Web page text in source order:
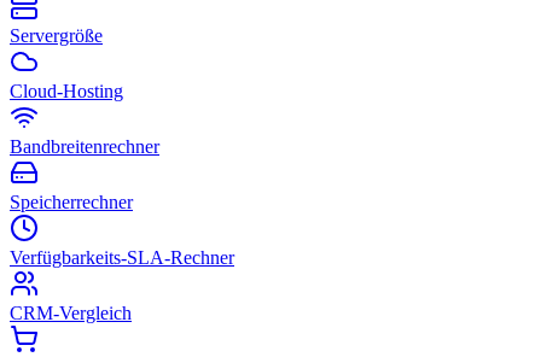
Servergröße
Cloud-Hosting
Bandbreitenrechner
Speicherrechner
Verfügbarkeits-SLA-Rechner
CRM-Vergleich